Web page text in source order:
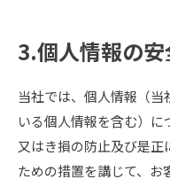
3.個人情報の
当社では、個人情報（
いる個人情報を含む）
又はき損の防止及び是正
ための措置を講じて、